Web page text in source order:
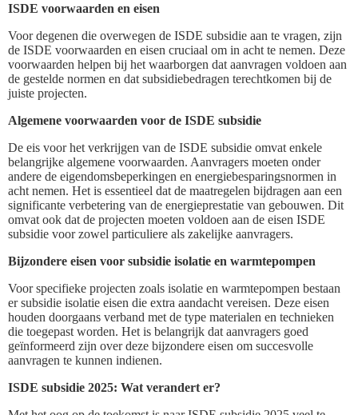
ISDE voorwaarden en eisen
Voor degenen die overwegen de ISDE subsidie aan te vragen, zijn
de ISDE voorwaarden en eisen cruciaal om in acht te nemen. Deze
voorwaarden helpen bij het waarborgen dat aanvragen voldoen aan
de gestelde normen en dat subsidiebedragen terechtkomen bij de
juiste projecten.
Algemene voorwaarden voor de ISDE subsidie
De eis voor het verkrijgen van de ISDE subsidie omvat enkele
belangrijke algemene voorwaarden. Aanvragers moeten onder
andere de eigendomsbeperkingen en energiebesparingsnormen in
acht nemen. Het is essentieel dat de maatregelen bijdragen aan een
significante verbetering van de energieprestatie van gebouwen. Dit
omvat ook dat de projecten moeten voldoen aan de eisen ISDE
subsidie voor zowel particuliere als zakelijke aanvragers.
Bijzondere eisen voor subsidie isolatie en warmtepompen
Voor specifieke projecten zoals isolatie en warmtepompen bestaan
er subsidie isolatie eisen die extra aandacht vereisen. Deze eisen
houden doorgaans verband met de type materialen en technieken
die toegepast worden. Het is belangrijk dat aanvragers goed
geïnformeerd zijn over deze bijzondere eisen om succesvolle
aanvragen te kunnen indienen.
ISDE subsidie 2025: Wat verandert er?